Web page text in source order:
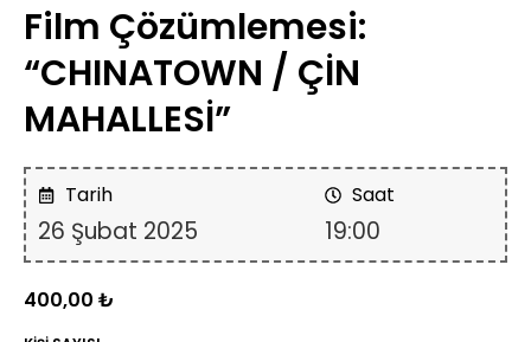
Film Çözümlemesi:
“CHINATOWN / ÇİN
MAHALLESİ”
Tarih
26 Şubat 2025
Saat
19:00
400,00 ₺